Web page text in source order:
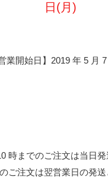
日(月)
営業開始日】2019 年 5 月
時までのご注文は当日発
ご注文は翌営業日の発